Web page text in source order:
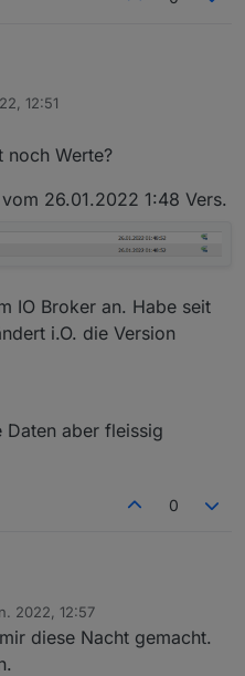
mit aktuellen Versionen von
0.6.4 deutet darauf hin,
Updaterate der
im Log vermerkt sein).
des Adapters die
12:51
noch Werte?
26.01.2022 1:48 Vers.
IO Broker an. Habe seit
i.O. die Version
Daten aber fleissig
0
vom 26.01.2022 1:48 Vers.
im IO Broker an. Habe seit
2022, 12:57
diese Nacht gemacht.